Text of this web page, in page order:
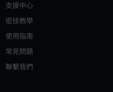
支援中心
密技教學
使用指南
常見問題
聯繫我們